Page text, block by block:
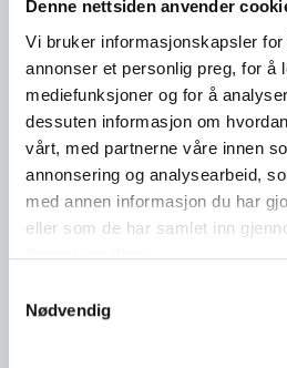
Denne nettsiden anvender
Vi bruker informasjonskapsler for
annonser et personlig preg, for å
mediefunksjoner og for å
dessuten informasjon om
vårt, med partnerne våre innen
annonsering og analysearbeid,
med annen informasjon du har
eller som de har samlet inn
tjenestene deres.
Nødvendig